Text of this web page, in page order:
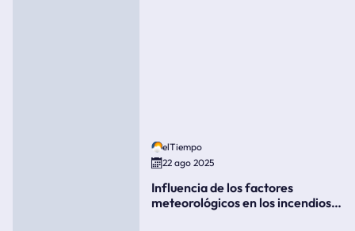
elTiempo
22 ago 2025
Influencia de los factores
meteorológicos en los incendios